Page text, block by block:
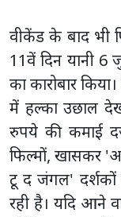
वीकेंड के बाद भी
11वें दिन यानी
का कारोबार
में हल्का उछाल
रुपये की कमाई
फिल्मों, खासकर
टू द जंगल'
रही है। यदि आने